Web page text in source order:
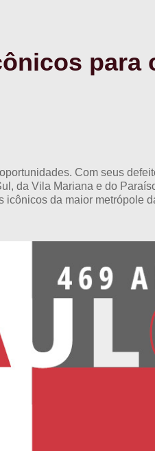
para
Com seus
da Vila Mariana e do
da maior metrópole